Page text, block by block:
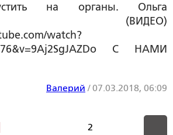
на органы. Ольга
(ВИДЕО)
watch?
С НАМИ
Валерий /07.03.2018, 06:09
2